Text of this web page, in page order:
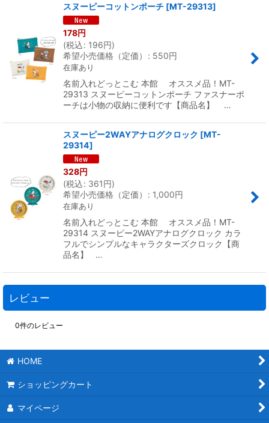
スヌーピーコットンポーチ [MT-29313]
178円
(税込: 196円)
希望小売価格（定価）
: 550円
在庫あり
名前入れどっとこむ 本館 オススメ品！MT-
29313 スヌーピーコットンポーチ ファスナーポ
ーチは小物の収納に便利です【商品名】 …
スヌーピー2WAYアナログクロック [MT-
29314]
328円
(税込: 361円)
希望小売価格（定価）
: 1,000円
在庫あり
名前入れどっとこむ 本館 オススメ品！MT-
29314 スヌーピー2WAYアナログクロック カラ
フルでシンプルなキャラクターズクロック【商
品名】 …
レビュー
0件のレビュー
HOME
ショッピングカート
マイページ